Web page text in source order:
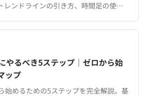
レンドラインの引き方、時間足の使い
ト分析入門ガイド。
やるべき5ステップ｜ゼロから始
ップ
始めるための5ステップを完全解説。基